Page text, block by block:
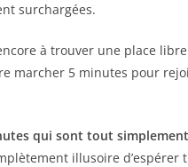
surchargées.
à trouver une place
marcher 5 minutes pour
qui sont tout
illusoire